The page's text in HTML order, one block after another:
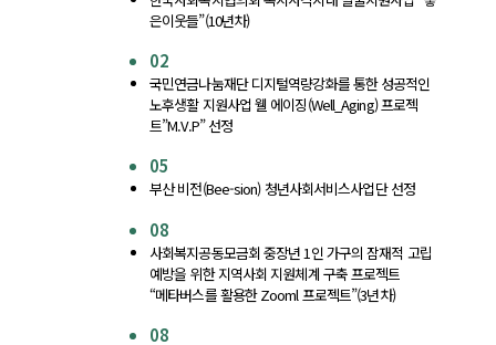
은이웃들”(10년차)
02
국민연금나눔재단 디지털역량강화를 통한 성공적인
노후생활 지원사업 웰 에이징(Well_Aging) 프로젝
트”M.V.P” 선정
05
부산 비전(Bee-sion) 청년사회서비스사업단 선정
08
사회복지공동모금회 중장년 1인 가구의 잠재적 고립
예방을 위한 지역사회 지원체계 구축 프로젝트
“메타버스를 활용한 Zooml 프로젝트”(3년차)
08